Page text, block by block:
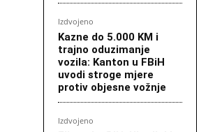
Izdvojeno
Kazne do 5.000 KM i
trajno oduzimanje
vozila: Kanton u FBiH
uvodi stroge mjere
protiv objesne vožnje
Izdvojeno